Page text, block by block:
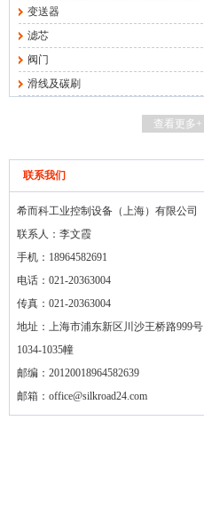
变送器
滤芯
阀门
滑线及碳刷
查看更多+
联系我们
希而科工业控制设备（上海）有限公司
联系人：李文霞
手机：18964582691
电话：021-20363004
传真：021-20363004
地址：上海市浦东新区川沙王桥路999号
1034-1035幢
邮编：20120018964582639
邮箱： office@silkroad24.com